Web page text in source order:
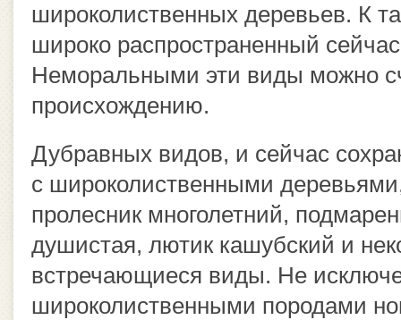
широколиственных деревьев. К
широко распространенный
Неморальными эти виды можно
происхождению.
Дубравных видов, и сейчас
с широколиственными
пролесник многолетний,
душистая, лютик кашубский и
встречающиеся виды. Не
широколиственными породами